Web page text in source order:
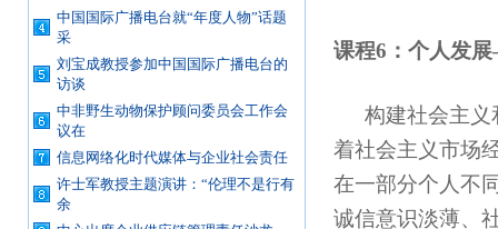
中国国际广播电台就“年度人物”话题
采
刘宝成教授参加中国国际广播电台的
访谈
中非野生动物保护顾问委员会工作会
议在
信息网络化时代媒体与企业社会责任
许士军教授主题演讲：“伦理不是行有
余
课程6 ：个人发
构建社会主
着社会主义市场
在一部分个人不
诚信意识淡薄、